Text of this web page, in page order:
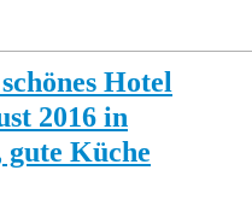
Hotel
2016 in
Küche